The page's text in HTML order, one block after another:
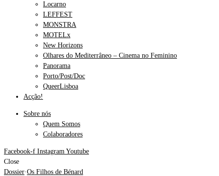
Locarno
LEFFEST
MONSTRA
MOTELx
New Horizons
Olhares do Mediterrâneo – Cinema no Feminino
Panorama
Porto/Post/Doc
QueerLisboa
Acção!
Sobre nós
Quem Somos
Colaboradores
Facebook-f Instagram Youtube
Close
Dossier·Os Filhos de Bénard